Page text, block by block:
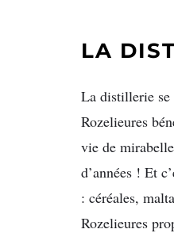
LA
La distillerie se
Rozelieures
vie de
d’années ! Et
: céréales,
Rozelieures